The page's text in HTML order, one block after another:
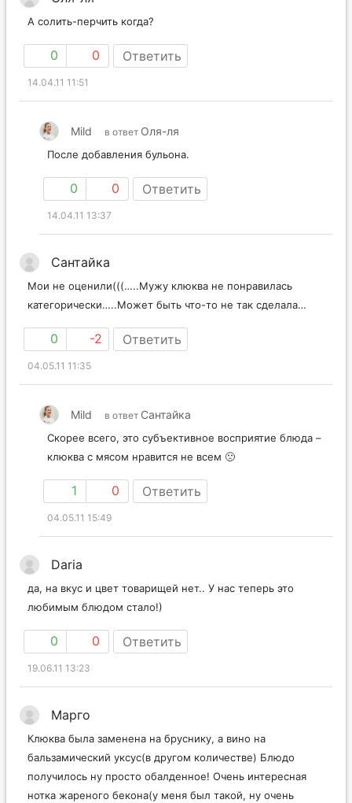
А солить-перчить когда?
0 0 Ответить
14.04.11 11:51
Mild в ответ Оля-ля
После добавления бульона.
0 0 Ответить
14.04.11 13:37
Сантайка
Мои не оценили(((…..Мужу клюква не понравилась
категорически…..Может быть что-то не так сделала…
0 -2 Ответить
04.05.11 11:35
Mild в ответ Сантайка
Скорее всего, это субъективное восприятие блюда –
клюква с мясом нравится не всем 🙁
1 0 Ответить
04.05.11 15:49
Daria
да, на вкус и цвет товарищей нет.. У нас теперь это
любимым блюдом стало!)
0 0 Ответить
19.06.11 13:23
Марго
Клюква была заменена на бруснику, а вино на
бальзамический уксус(в другом количестве) Блюдо
получилось ну просто обалденное! Очень интересная
нотка жареного бекона(у меня был такой, ну очень